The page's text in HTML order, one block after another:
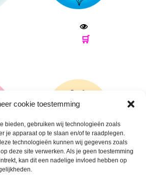
cookie toestemming
bieden, gebruiken wij technologieën zoals
je apparaat op te slaan en/of te raadplegen.
technologieën kunnen wij gegevens zoals
deze site verwerken. Als je geen toestemming
kan dit een nadelige invloed hebben op
🛒